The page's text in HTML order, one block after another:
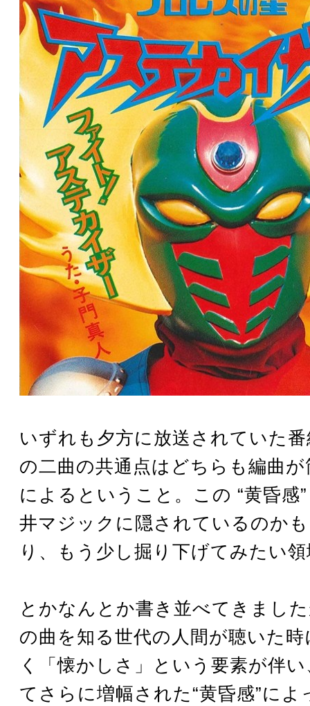
いずれも夕方に放送されていた
の二曲の共通点はどちらも編曲が
によるということ。この “黄昏感
井マジックに隠されているのか
り、もう少し掘り下げてみたい
とかなんとか書き並べてきまし
の曲を知る世代の人間が聴いた
く「懐かしさ」という要素が伴
てさらに増幅された“黄昏感”に